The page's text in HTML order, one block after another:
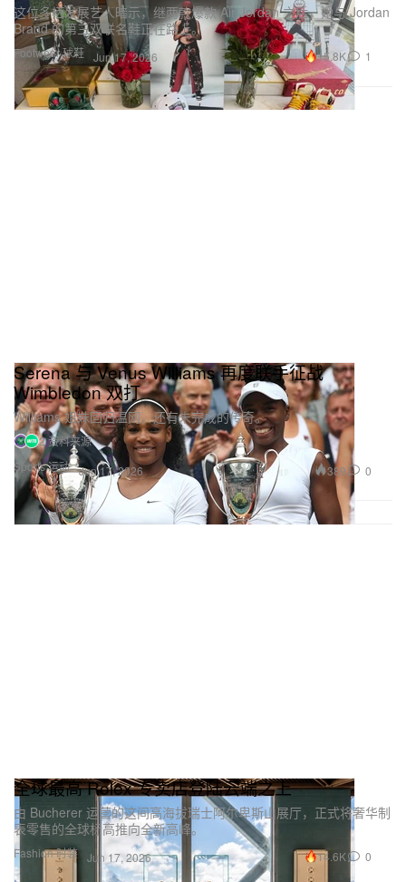
Footwear 球鞋
这位多栖发展艺人暗示，继两款爆款 Air Jordan 之后，她与 Jordan
Brand 的第三双联名鞋正在路上。
Jun 17, 2026 15.8K 1
Sports 运动
Serena 与 Venus Williams 再度联手征战
Wimbledon 双打
Williams 姐妹回归温网，还有未完成的传奇。
2 资料来源
Jun 17, 2026
389 0
Fashion 时装
全球最高 Rolex 专卖店登陆云端之上
由 Bucherer 运营的这间高海拔瑞士阿尔卑斯山展厅，正式将奢华制
表零售的全球标高推向全新高峰。
Jun 17, 2026 14.6K 0